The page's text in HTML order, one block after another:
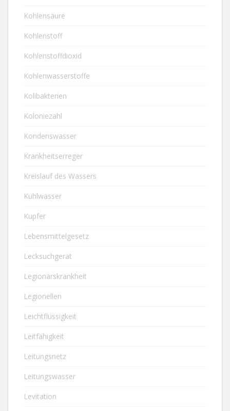
Kohlensäure
Kohlenstoff
Kohlenstoffdioxid
Kohlenwasserstoffe
Kolibakterien
Koloniezahl
Kondenswasser
Krankheitserreger
Kreislauf des Wassers
Kühlwasser
Kupfer
Lebensmittelgesetz
Lecksuchgerät
Legionärskrankheit
Legionellen
Leichtflüssigkeit
Leitfähigkeit
Leitungsnetz
Leitungswasser
Levitation